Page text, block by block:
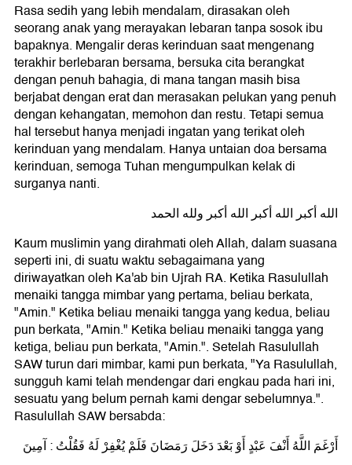
Rasa sedih yang lebih mendalam, dirasakan oleh
seorang anak yang merayakan lebaran tanpa sosok ibu
bapaknya. Mengalir deras kerinduan saat mengenang
terakhir berlebaran bersama, bersuka cita berangkat
dengan penuh bahagia, di mana tangan masih bisa
berjabat dengan erat dan merasakan pelukan yang penuh
dengan kehangatan, memohon dan restu. Tetapi semua
hal tersebut hanya menjadi ingatan yang terikat oleh
kerinduan yang mendalam. Hanya untaian doa bersama
kerinduan, semoga Tuhan mengumpulkan kelak di
surganya nanti.
الله أكبر الله أكبر الله أكبر ولله الحمد
Kaum muslimin yang dirahmati oleh Allah, dalam suasana
seperti ini, di suatu waktu sebagaimana yang
diriwayatkan oleh Ka'ab bin Ujrah RA. Ketika Rasulullah
menaiki tangga mimbar yang pertama, beliau berkata,
"Amin." Ketika beliau menaiki tangga yang kedua, beliau
pun berkata, "Amin." Ketika beliau menaiki tangga yang
ketiga, beliau pun berkata, "Amin.". Setelah Rasulullah
SAW turun dari mimbar, kami pun berkata, "Ya Rasulullah,
sungguh kami telah mendengar dari engkau pada hari ini,
sesuatu yang belum pernah kami dengar sebelumnya.".
Rasulullah SAW bersabda:
أَرْغَمَ اللَّهُ أَنْفَ عَبْدٍ أَوْ بَعْدَ دَخَلَ رَمَضَانَ فَلَمْ يُغْفِرْ لَهُ فَقُلْتُ : آمِينَ